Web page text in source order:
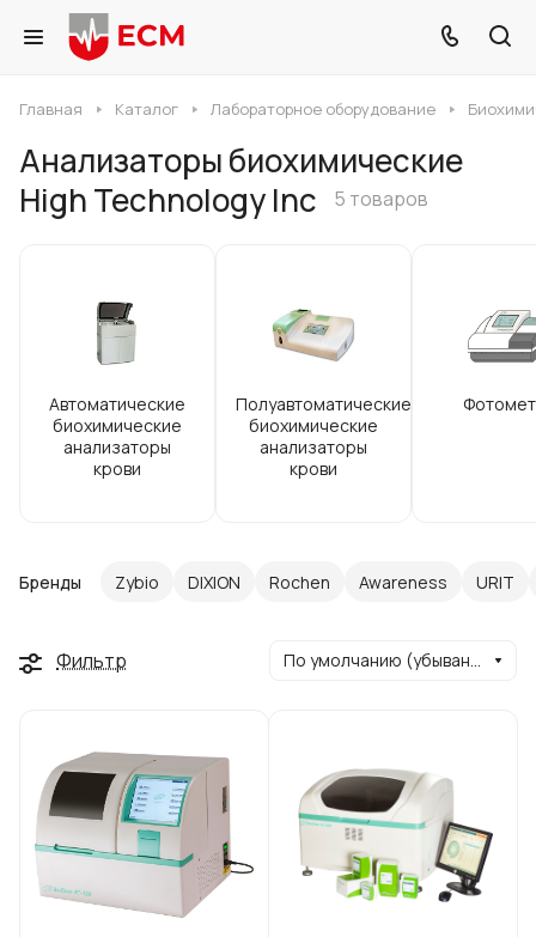
Главная Каталог Лабораторное оборудование
Анализаторы биохимические
High Technology Inc
5 товаров
Автоматические
биохимические
анализаторы
крови
Полуавтоматические
биохимические
анализаторы
крови
Бренды Zybio DIXION Rochen Awareness URIT
Фильтр По умолчанию (убывание)